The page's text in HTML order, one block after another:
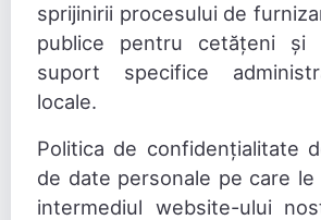
sprijinirii procesului de
publice pentru cetățeni și
suport specifice
locale.
Politica de confidențialitate
de date personale pe care
intermediul website-ului